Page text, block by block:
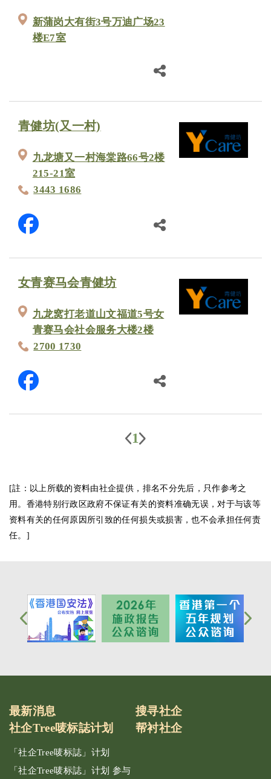
新蒲岗大有街3号万迪广场23
楼E7室
青健坊(又一村)
九龙塘又一村海棠路66号2楼
215-21室
3443 1686
女青赛马会青健坊
九龙窝打老道山文福道5号女
青赛马会社会服务大楼2楼
2700 1730
1
[註：以上所载的资料由社企提供，排名不分先后，只作参考之
用。香港特别行政区政府不保证有关的资料准确无误，对于与该等
资料有关的任何原因所引致的任何损失或损害，也不会承担任何责
任。]
最新消息
搜寻社企
社企Tree唛标誌计划
「社企Tree唛标誌」计划
「社企Tree唛标誌」计划 参与
帮衬社企